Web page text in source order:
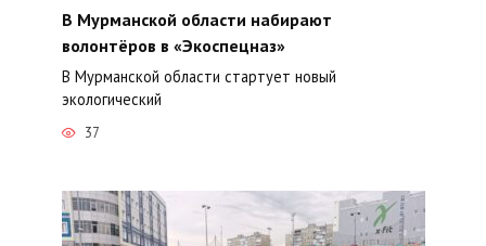
В Мурманской области набирают
волонтёров в «Экоспецназ»
В Мурманской области стартует новый
экологический
37